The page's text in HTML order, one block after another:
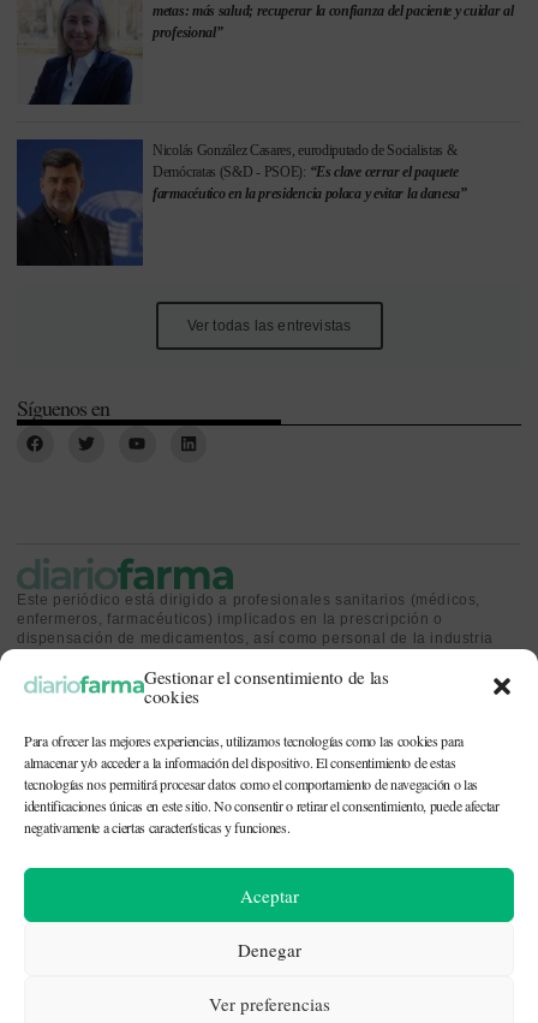
Gestionar el consentimiento de las
cookies
Para ofrecer las mejores experiencias, utilizamos tecnologías como las cookies para
almacenar y/o acceder a la información del dispositivo. El consentimiento de estas
tecnologías nos permitirá procesar datos como el comportamiento de navegación o las
identificaciones únicas en este sitio. No consentir o retirar el consentimiento, puede afectar
negativamente a ciertas características y funciones.
Aceptar
Denegar
Ver preferencias
metas: más salud; recuperar la confianza del paciente y cuidar al
profesional”
Nicolás González Casares, eurodiputado de Socialistas &
Demócratas (S&D - PSOE): “Es clave cerrar el paquete
farmacéutico en la presidencia polaca y evitar la danesa”
Ver todas las entrevistas
Síguenos en
Este periódico está dirigido a profesionales sanitarios (médicos,
enfermeros, farmacéuticos) implicados en la prescripción o
dispensación de medicamentos, así como personal de la industria
sanitaria.
CONTACTO Y QUIÉNES SOMOS|POLÍTICA DE COOKIES|POLÍTICA DE
© 2026. Todos los derechos reservados. |
| Recursos
fotográficos: depositphotos